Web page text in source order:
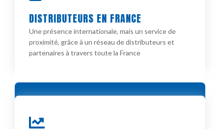
DISTRIBUTEURS EN FRANCE​
Une présence internationale, mais un service de
proximité, grâce à un réseau de distributeurs et
partenaires à travers toute la France​